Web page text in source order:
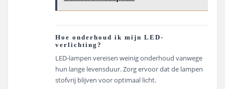
Hoe onderhoud ik mijn LED-
verlichting?
LED-lampen vereisen weinig onderhoud vanwege
hun lange levensduur. Zorg ervoor dat de lampen
stofvrij blijven voor optimaal licht.